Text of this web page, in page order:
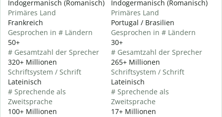
Indogermanisch (Romanisch)
Primäres Land
Frankreich
Gesprochen in # Ländern
50+
# Gesamtzahl der Sprecher
320+ Millionen
Schriftsystem / Schrift
Lateinisch
# Sprechende als
Zweitsprache
100+ Millionen
Indogermanisch (Romanisch)
Primäres Land
Portugal / Brasilien
Gesprochen in # Ländern
30+
# Gesamtzahl der Sprecher
265+ Millionen
Schriftsystem / Schrift
Lateinisch
# Sprechende als
Zweitsprache
17+ Millionen